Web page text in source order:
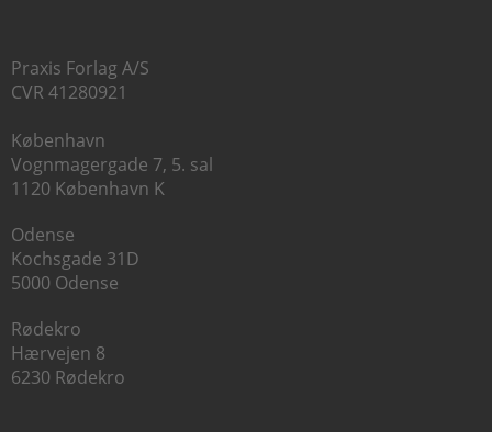
Praxis Forlag A/S
CVR 41280921
København
Vognmagergade 7, 5. sal
1120 København K
Odense
Kochsgade 31D
5000 Odense
Rødekro
Hærvejen 8
6230 Rødekro